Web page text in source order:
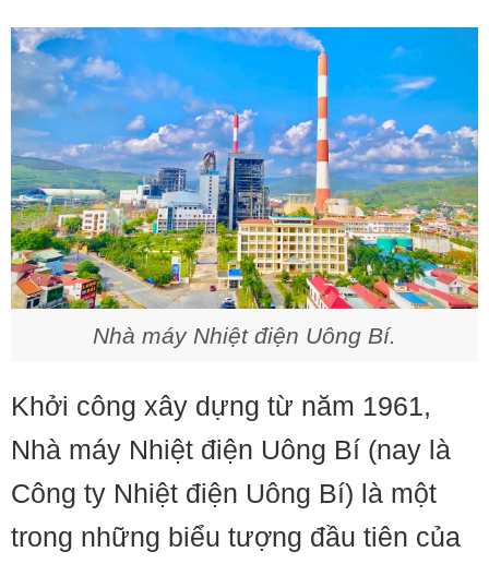
Nhà máy Nhiệt điện Uông Bí.
Khởi công xây dựng từ năm 1961,
Nhà máy Nhiệt điện Uông Bí (nay là
Công ty Nhiệt điện Uông Bí) là một
trong những biểu tượng đầu tiên của